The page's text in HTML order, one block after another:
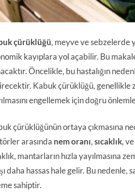
çürüklüğü, meyve ve sebzelerde
kayıplara yol açabilir. Bu
Öncelikle, bu hastalığın
Kabuk çürüklüğü, genellikle
engellemek için doğru
çürüklüğünün ortaya çıkmasına
arasında nem oranı,sıcaklık, ve
mantarların hızla yayılmasına
daha hassas hale gelir. Bu nedenle,
sahiptir.